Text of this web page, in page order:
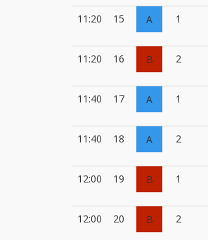
11:20
15 A 1
11:20
16 B 2
11:40
17 A 1
11:40
18 A 2
12:00
19 B 1
12:00
20 B 2